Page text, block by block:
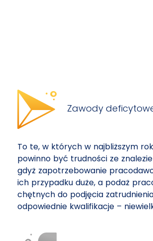
Zawody
To te, w których w najbliższym
powinno być trudności ze
gdyż zapotrzebowanie
ich przypadku duże, a podaż
chętnych do podjęcia
odpowiednie kwalifikacje –